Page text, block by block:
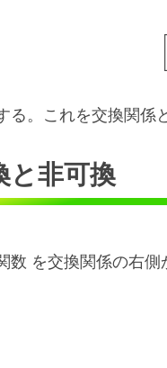
る。これを交換関係
と非可換
を交換関係の右側